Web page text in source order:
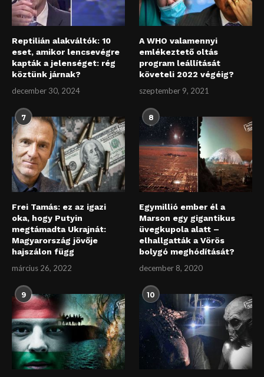
Reptilián alakváltók: 10
eset, amikor lencsevégre
kapták a jelenséget: rég
köztünk járnak?
december 30, 2024
A WHO valamennyi
emlékeztető oltás
program leállítását
követeli 2022 végéig?
szeptember 9, 2021
7
Frei Tamás: ez az igazi
oka, hogy Putyin
megtámadta Ukrajnát:
Magyarország jövője
hajszálon függ
március 26, 2022
8
Egymillió ember él a
Marson egy gigantikus
üvegkupola alatt –
elhallgatták a Vörös
bolygó meghódítását?
december 8, 2020
9 10